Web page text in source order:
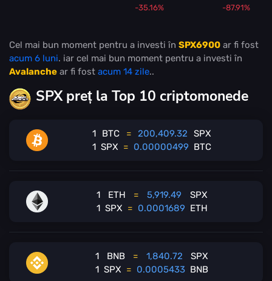
-35.16% -87.91%
Cel mai bun moment pentru a investi în SPX6900 ar fi fost
acum 6 luni. iar cel mai bun moment pentru a investi în
Avalanche ar fi fost acum 14 zile..
SPX preț la Top 10 criptomonede
1 BTC = 200,409.32
SPX
1 SPX = 0.00000499 BTC
1 ETH = 5,919.49
SPX
1 SPX = 0.0001689 ETH
1 BNB = 1,840.72
SPX
1 SPX = 0.0005433 BNB